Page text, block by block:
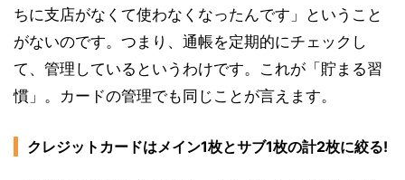
ちに支店がなくて使わなくなったんです」ということ
がないのです。つまり、通帳を定期的にチェックし
て、管理しているというわけです。これが「貯まる習
慣」。カードの管理でも同じことが言えます。
クレジットカードはメイン1枚とサブ1枚の計2枚に絞る!